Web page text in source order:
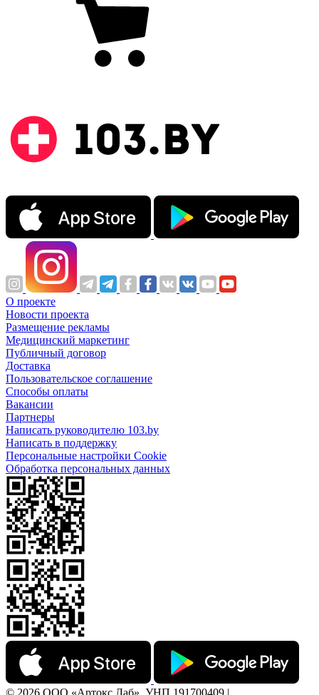
О проекте
Новости проекта
Размещение рекламы
Медицинский маркетинг
Публичный договор
Доставка
Пользовательское соглашение
Способы оплаты
Вакансии
Партнеры
Написать руководителю 103.by
Написать в поддержку
Персональные настройки Cookie
Обработка персональных данных
© 2026 ООО «Артокс Лаб», УНП 191700409 |